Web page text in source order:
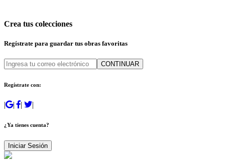
Crea tus colecciones
Regístrate para guardar tus obras favoritas
CONTINUAR
Regístrate con:
| | | |
¿Ya tienes cuenta?
Iniciar Sesión